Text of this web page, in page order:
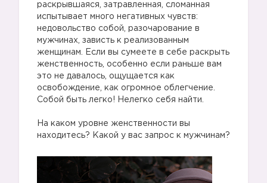
раскрывшаяся, затравленная, сломанная
испытывает много негативных чувств:
недовольство собой, разочарование в
мужчинах, зависть к реализованным
женщинам. Если вы сумеете в себе раскрыть
женственность, особенно если раньше вам
это не давалось, ощущается как
освобождение, как огромное облегчение.
Собой быть легко! Нелегко себя найти.
На каком уровне женственности вы
находитесь? Какой у вас запрос к мужчинам?